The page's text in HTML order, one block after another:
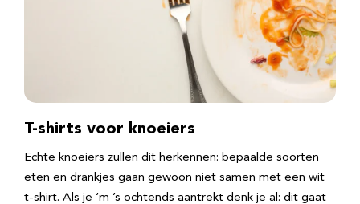
T-shirts voor knoeiers
Echte knoeiers zullen dit herkennen: bepaalde soorten
eten en drankjes gaan gewoon niet samen met een wit
t-shirt. Als je ‘m ’s ochtends aantrekt denk je al: dit gaat